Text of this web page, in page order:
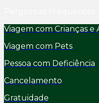
Viagem com Crianças e
Viagem com Pets
Pessoa com Deficiência
Cancelamento
Gratuidade